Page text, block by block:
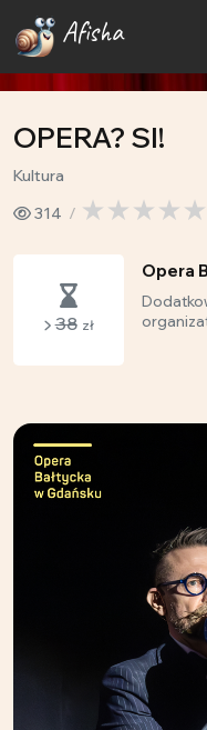
Afisha
OPERA? SI!
Kultura
314
38 zł
Opera